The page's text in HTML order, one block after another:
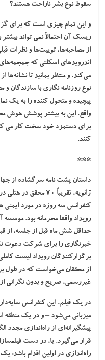
سقوط نوع بشر ناراحت هستند؟
و این تمام چیزی است که برای
ریسک آن احتمالاً نمی تواند
از مصاحبه‌ها، توییت‌ها و نظرات
اندرویدهای اسکلتی که جمجمه‌های
می‌کند، و منتظر بمانید تا
نوع روزنامه نگاری با
پیچیده و متحول کننده را به یک
واقع، این به بیشتر پوشش هوش
برای دستمزد خود سخت کار می
کنند.
***
ژانویه، تقریباً 70
کنفرانس سه روزه در مورد
حداقل شش ماه قبل از جلسه، از
خبرنگاری را برای شرکت دعوت
از محققان می‌خواست که در طول
غیررسمی، صریح و بدون نگرانی
در یک فیلم، این کنفرانس
میزبانی می‌شود – و در یک منطقه
پیشگیرانه‌ای از راه‌اندازی مجدد
قرار می‌گیرد. یا، در دست
راه‌اندازی در اولین اقدام باشد: